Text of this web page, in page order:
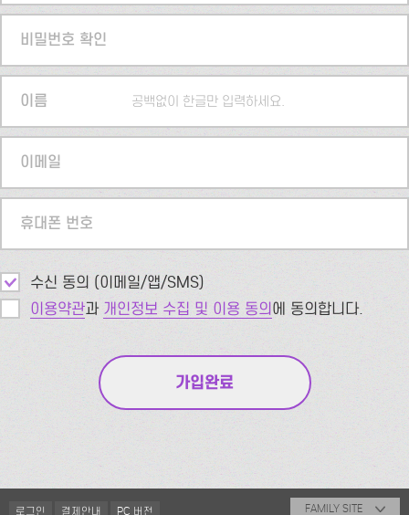
비밀번호 확인
이름 공백없이 한글만 입력하세요.
이메일
휴대폰 번호
수신 동의 (이메일/앱/SMS)
이용약관과 개인정보 수집 및 이용 동의에 동의합니다.
로그인 결제안내 PC 버전 FAMILY SITE